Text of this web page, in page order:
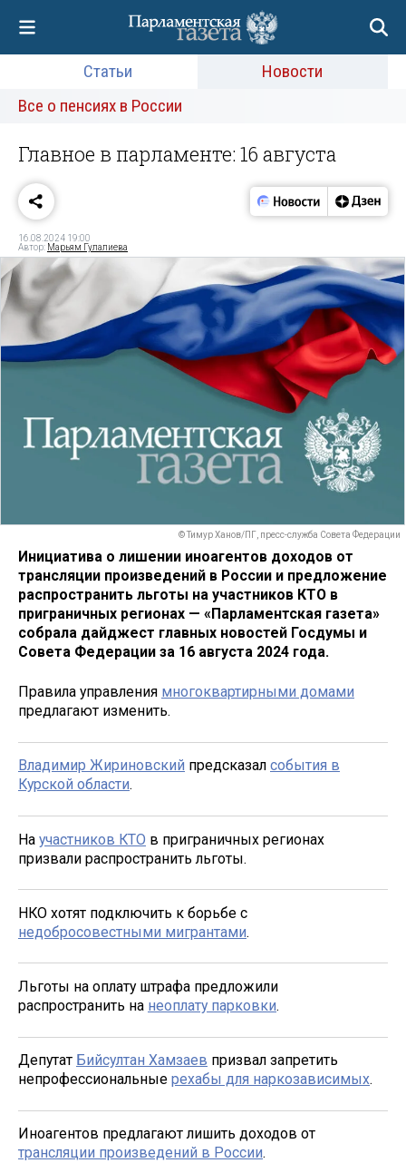
Статьи
Новости
Все о пенсиях в России
Главное в парламенте: 16 августа
16.08.2024 19:00
Автор: Марьям Гулалиева
© Тимур Ханов/ПГ, пресс-служба Совета Федерации
Инициатива о лишении иноагентов доходов от
трансляции произведений в России и предложение
распространить льготы на участников КТО в
приграничных регионах — «Парламентская газета»
собрала дайджест главных новостей Госдумы и
Совета Федерации за 16 августа 2024 года.
Правила управления многоквартирными домами
предлагают изменить.
Владимир Жириновский предсказал события в
Курской области.
На участников КТО в приграничных регионах
призвали распространить льготы.
НКО хотят подключить к борьбе с
недобросовестными мигрантами.
Льготы на оплату штрафа предложили
распространить на неоплату парковки.
Депутат Бийсултан Хамзаев призвал запретить
непрофессиональные рехабы для наркозависимых.
Иноагентов предлагают лишить доходов от
трансляции произведений в России.